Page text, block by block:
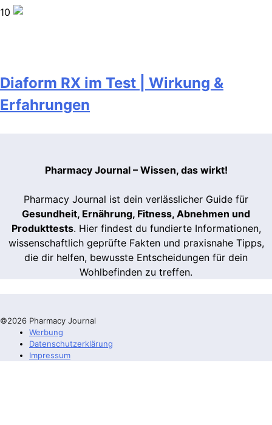
10
Diaform RX im Test | Wirkung &
Erfahrungen
Pharmacy Journal – Wissen, das wirkt!
Pharmacy Journal ist dein verlässlicher Guide für
Gesundheit, Ernährung, Fitness, Abnehmen und
Produkttests. Hier findest du fundierte Informationen,
wissenschaftlich geprüfte Fakten und praxisnahe Tipps,
die dir helfen, bewusste Entscheidungen für dein
Wohlbefinden zu treffen.
©2026 Pharmacy Journal
Werbung
Datenschutzerklärung
Impressum